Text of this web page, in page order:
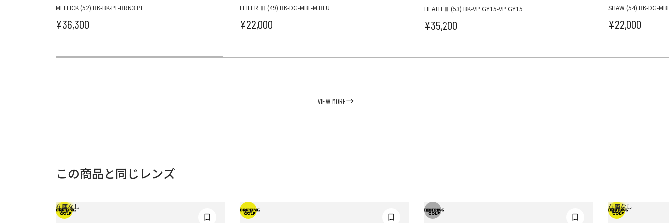
MELLICK (52) BK-BK-PL-BRN3 PL
セール価格
¥36,300
LEIFER Ⅲ (49) BK-DG-MBL-M.BLU
セール価格
¥22,000
HEATH Ⅲ (53) BK-VP GY15-VP GY15
セール価格
¥35,200
SHAW (54) BK-DG-
セール価格
¥22,000
VIEW MORE
この商品と同じレンズ
NEW
在庫なし NEW RESTOCK NEW
在庫なし